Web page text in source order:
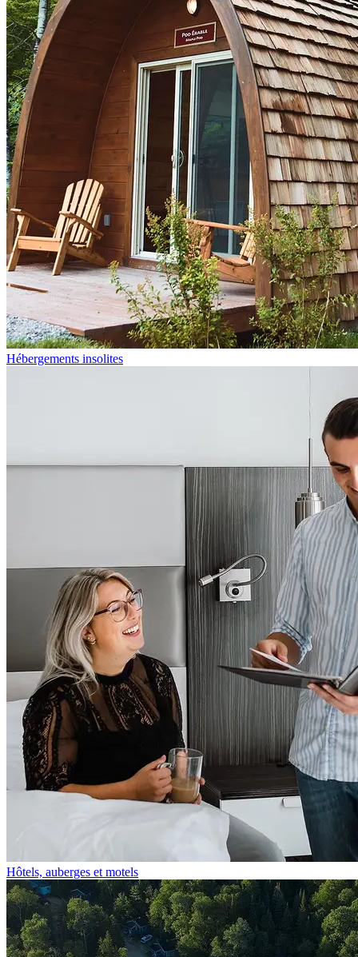
Hébergements insolites
Hôtels, auberges et motels